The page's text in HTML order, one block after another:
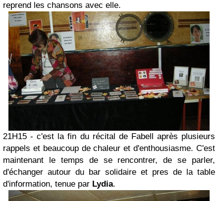
reprend les chansons avec elle.
21H15 - c'est la fin du récital de Fabell après plusieurs
rappels et beaucoup de chaleur et d'enthousiasme. C'est
maintenant le temps de se rencontrer, de se parler,
d'échanger autour du bar solidaire et pres de la table
d'information, tenue par Lydia.